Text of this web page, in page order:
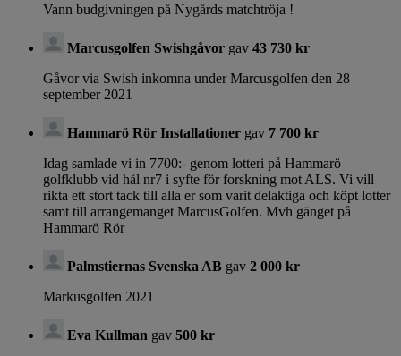
Vann budgivningen på Nygårds matchtröja !
Marcusgolfen Swishgåvor gav 43 730 kr
Gåvor via Swish inkomna under Marcusgolfen den 28
september 2021
Hammarö Rör Installationer gav 7 700 kr
Idag samlade vi in 7700:- genom lotteri på Hammarö
golfklubb vid hål nr7 i syfte för forskning mot ALS. Vi vill
rikta ett stort tack till alla er som varit delaktiga och köpt lotter
samt till arrangemanget MarcusGolfen. Mvh gänget på
Hammarö Rör
Palmstiernas Svenska AB gav 2 000 kr
Markusgolfen 2021
Eva Kullman gav 500 kr